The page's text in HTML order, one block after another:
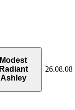
Modest
Radiant
Ashley
26.08.08